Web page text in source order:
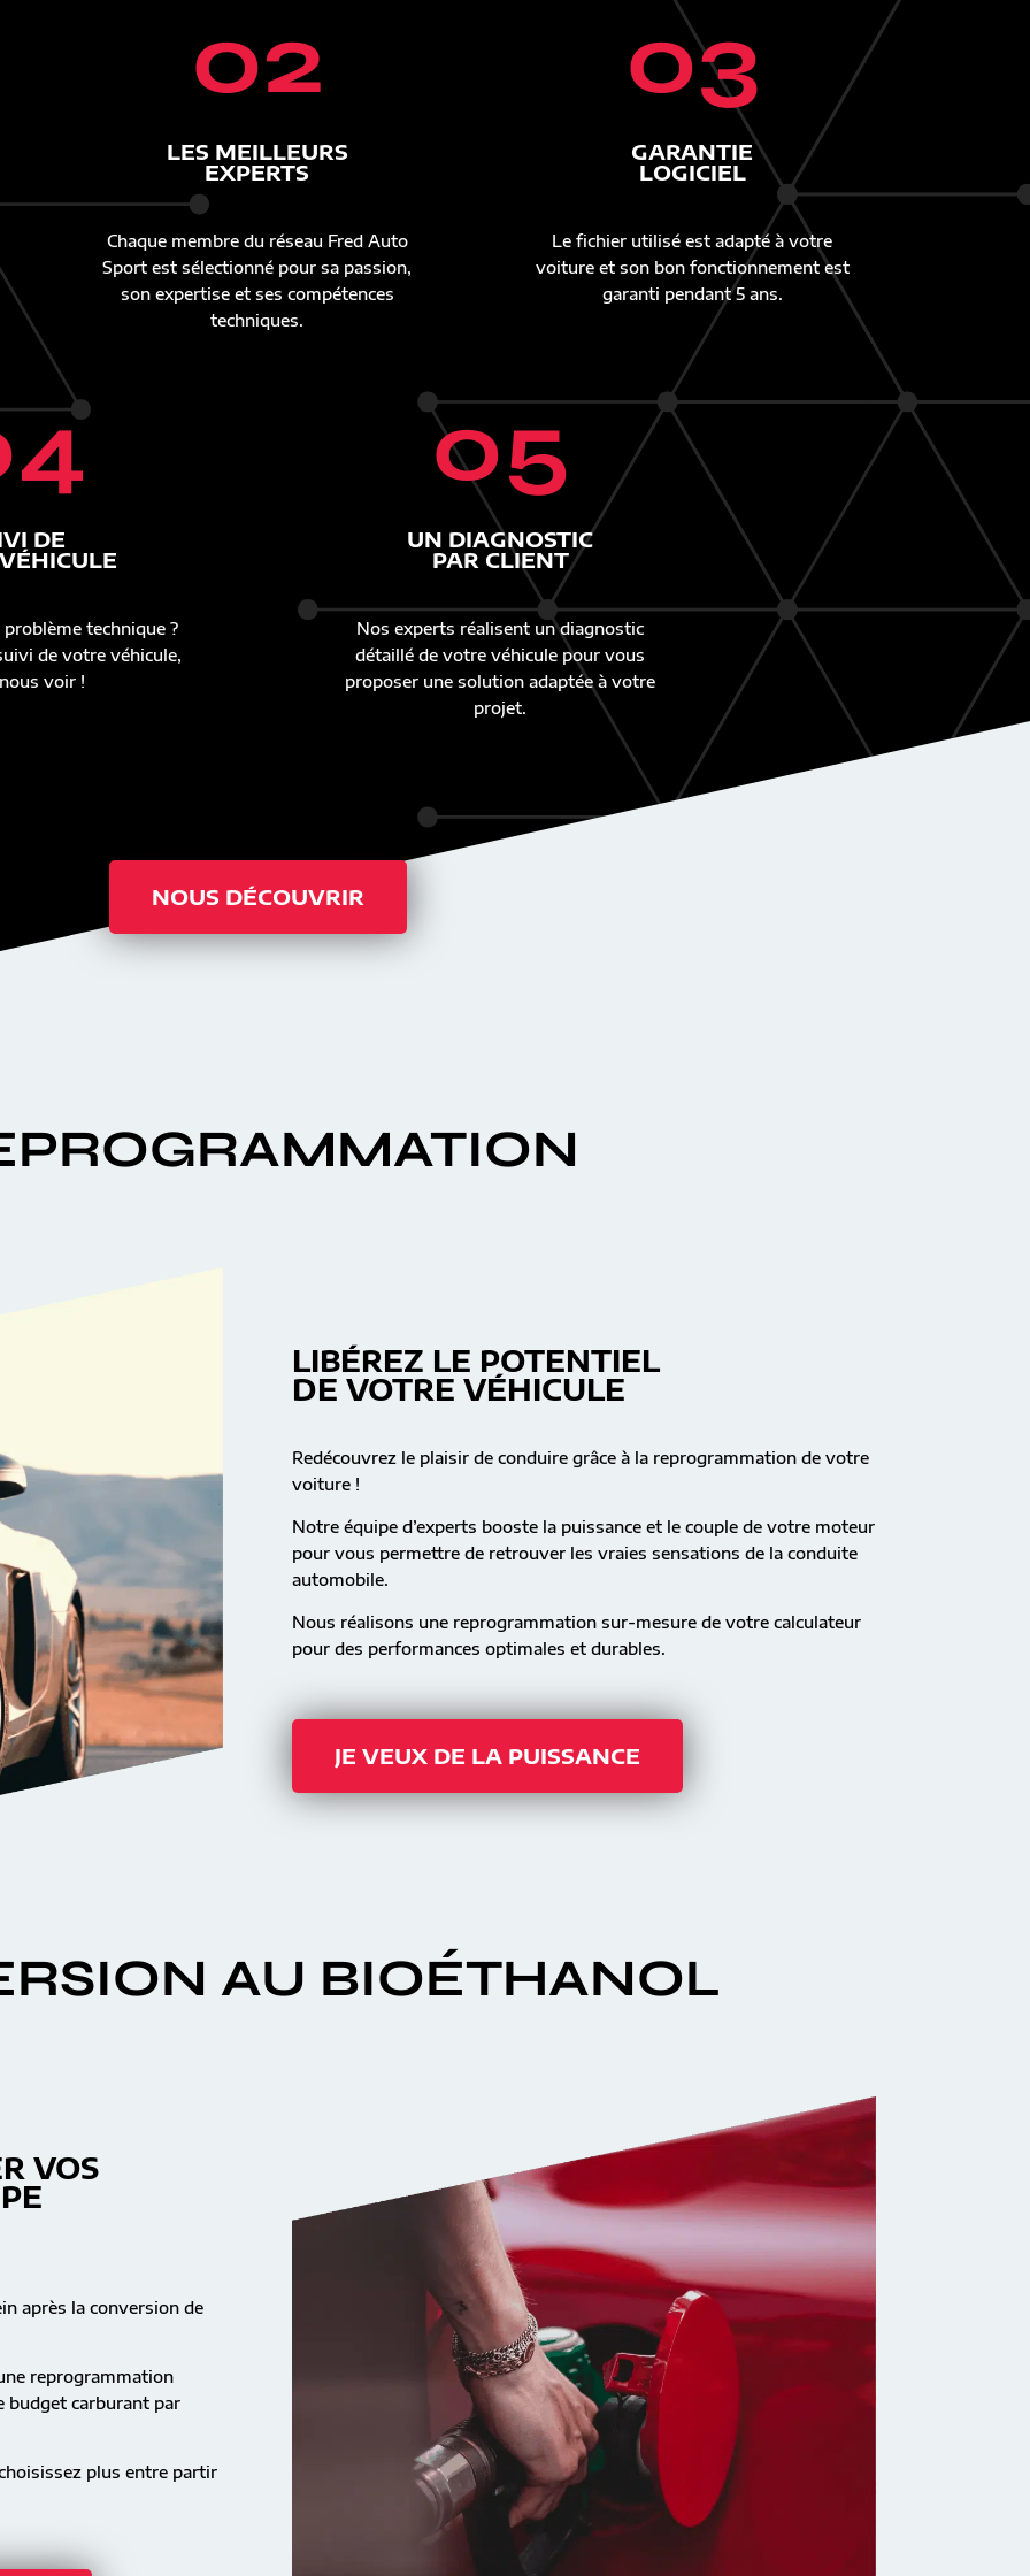
02
LES MEILLEURS
EXPERTS
Chaque membre du réseau Fred Auto
Sport est sélectionné pour sa passion,
son expertise et ses compétences
techniques.
03
GARANTIE
LOGICIEL
Le fichier utilisé est adapté à votre
voiture et son bon fonctionnement est
garanti pendant 5 ans.
DE
technique ?
de votre véhicule,
voir !
05
UN DIAGNOSTIC
PAR CLIENT
Nos experts réalisent un diagnostic
détaillé de votre véhicule pour vous
proposer une solution adaptée à votre
projet.
NOUS DÉCOUVRIR
LIBÉREZ LE POTENTIEL
DE VOTRE VÉHICULE
Redécouvrez le plaisir de conduire grâce à la reprogrammation de votre
voiture !
Notre équipe d’experts booste la puissance et le couple de votre moteur
pour vous permettre de retrouver les vraies sensations de la conduite
automobile.
Nous réalisons une reprogrammation sur-mesure de votre calculateur
pour des performances optimales et durables.
JE VEUX DE LA PUISSANCE
AU BIOÉTHANOL
VOS
après la conversion de
reprogrammation
budget carburant par
plus entre partir